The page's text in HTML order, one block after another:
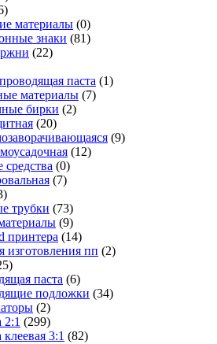
материалы (0)
знаки (81)
(22)
паста (1)
материалы (7)
бирки (2)
(20)
(9)
(12)
(0)
(7)
трубки (73)
(9)
принтера (14)
изготовления пп (2)
паста (6)
подложки (34)
(2)
2:1 (299)
3:1 (82)